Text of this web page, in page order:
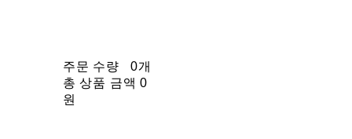
주문 수량
0개
총 상품 금액 0
원